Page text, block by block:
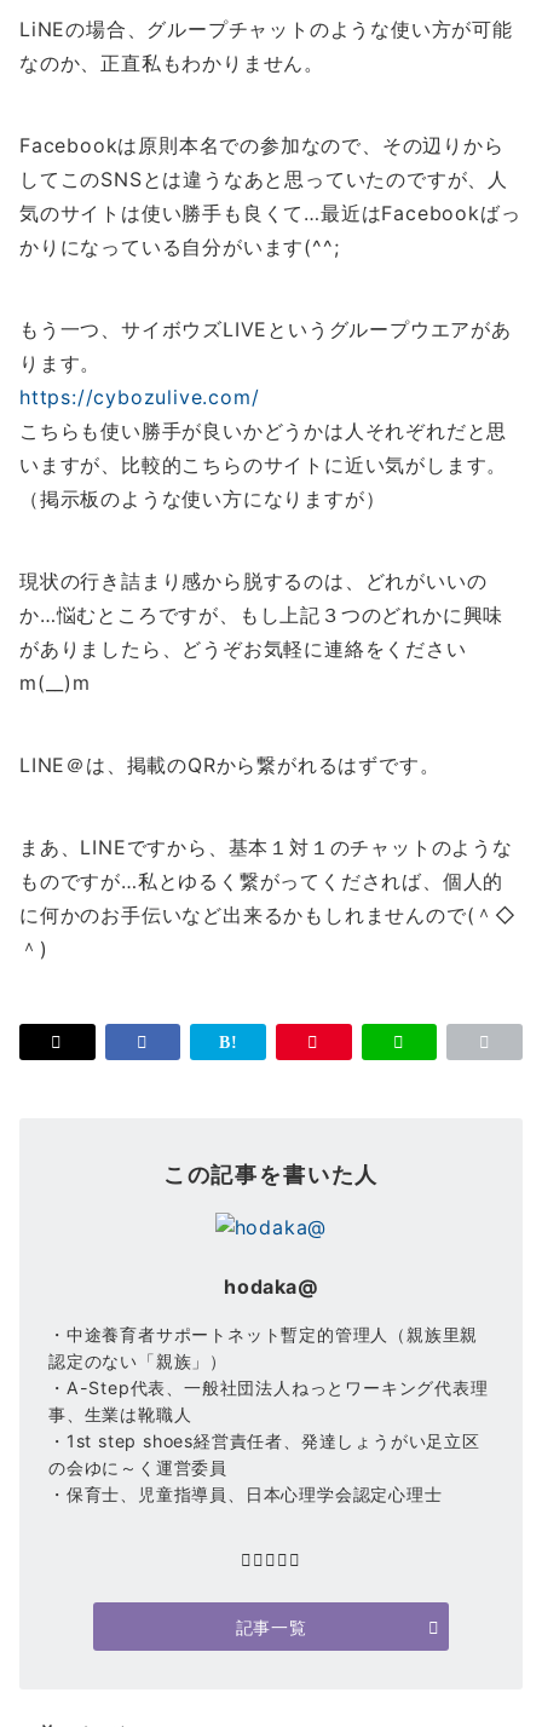
LiNEの場合、グループチャットのような使い方が可能
なのか、正直私もわかりません。
Facebookは原則本名での参加なので、その辺りから
してこのSNSとは違うなあと思っていたのですが、人
気のサイトは使い勝手も良くて…最近はFacebookばっ
かりになっている自分がいます(^^;
もう一つ、サイボウズLIVEというグループウエアがあ
ります。
https://cybozulive.com/
こちらも使い勝手が良いかどうかは人それぞれだと思
いますが、比較的こちらのサイトに近い気がします。
（掲示板のような使い方になりますが）
現状の行き詰まり感から脱するのは、どれがいいの
か…悩むところですが、もし上記３つのどれかに興味
がありましたら、どうぞお気軽に連絡をください
m(__)m
LINE＠は、掲載のQRから繋がれるはずです。
まあ、LINEですから、基本１対１のチャットのような
ものですが…私とゆるく繋がってくだされば、個人的
に何かのお手伝いなど出来るかもしれませんので(＾◇
＾)
この記事を書いた人
hodaka@
・中途養育者サポートネット暫定的管理人（親族里親
認定のない「親族」）
・A-Step代表、一般社団法人ねっとワーキング代表理
事、生業は靴職人
・1st step shoes経営責任者、発達しょうがい足立区
の会ゆに～く運営委員
・保育士、児童指導員、日本心理学会認定心理士
記事一覧